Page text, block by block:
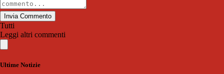
Invia Commento
Tutti
Leggi altri commenti
Ultime Notizie